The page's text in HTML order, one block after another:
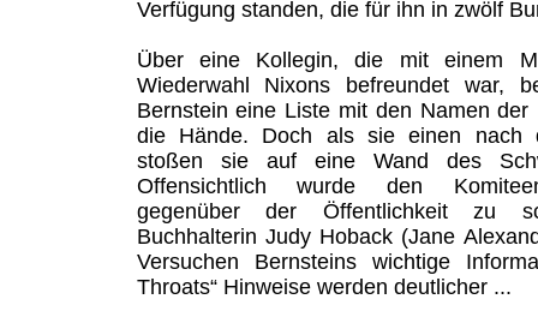
Verfügung standen, die für ihn in zwölf
Über eine Kollegin, die mit einem
Wiederwahl Nixons befreundet war,
Bernstein eine Liste mit den Namen
die Hände. Doch als sie einen nach
stoßen sie auf eine Wand des
Offensichtlich wurde den
gegenüber der Öffentlichkeit zu
Buchhalterin Judy Hoback (Jane
Versuchen Bernsteins wichtige
Throats“ Hinweise werden deutlicher ...